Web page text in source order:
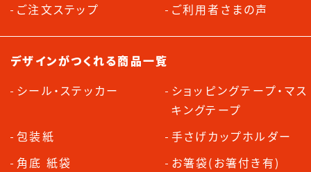
ご注文ステップ
ご利用者さまの声
デザインがつくれる商品一覧
シール・ステッカー
ショッピングテープ・マス
キングテープ
包装紙
手さげカップホルダー
角底 紙袋
お箸袋(お箸付き有)